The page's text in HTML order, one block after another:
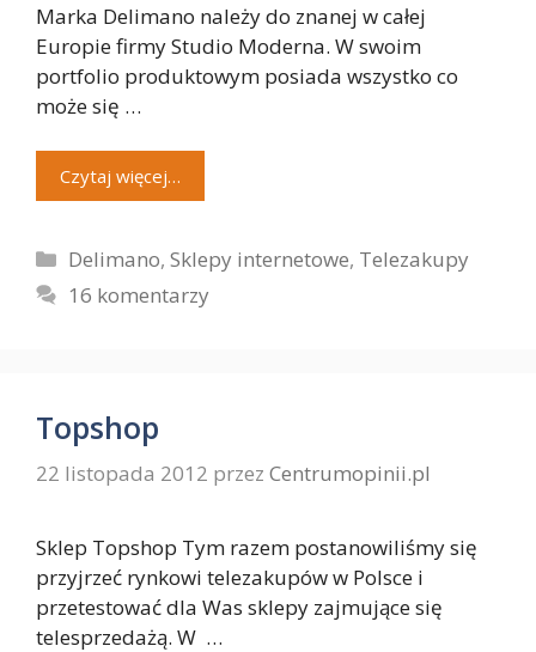
Marka Delimano należy do znanej w całej
Europie firmy Studio Moderna. W swoim
portfolio produktowym posiada wszystko co
może się …
Czytaj więcej…
Kategorie
Delimano,Sklepy internetowe, Telezakupy
16 komentarzy
Topshop
22 listopada 2012 przez Centrumopinii.pl
Sklep Topshop Tym razem postanowiliśmy się
przyjrzeć rynkowi telezakupów w Polsce i
przetestować dla Was sklepy zajmujące się
telesprzedażą. W …